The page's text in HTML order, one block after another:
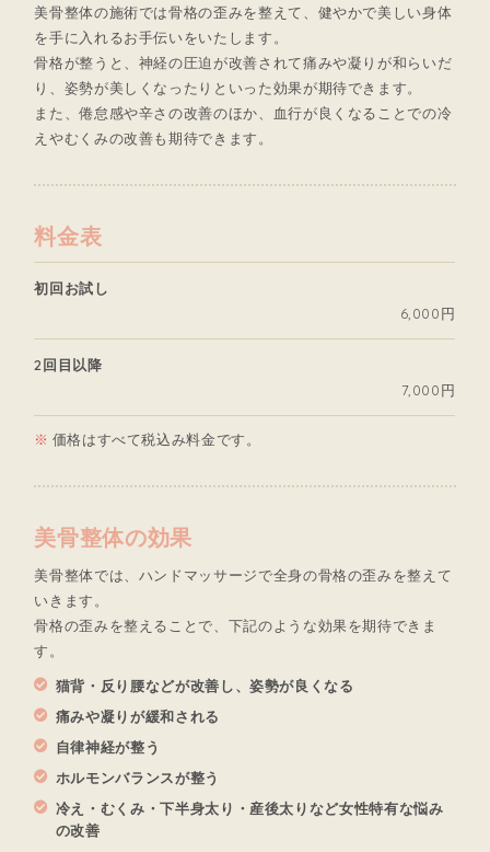
美骨整体の施術では骨格の歪みを整えて、健やかで美しい身体
を手に入れるお手伝いをいたします。
骨格が整うと、神経の圧迫が改善されて痛みや凝りが和らいだ
り、姿勢が美しくなったりといった効果が期待できます。
また、倦怠感や辛さの改善のほか、血行が良くなることでの冷
えやむくみの改善も期待できます。
料金表
初回お試し
6,000円
2回目以降
7,000円
価格はすべて税込み料金です。
美骨整体の効果
美骨整体では、ハンドマッサージで全身の骨格の歪みを整えて
いきます。
骨格の歪みを整えることで、下記のような効果を期待できま
す。
猫背・反り腰などが改善し、姿勢が良くなる
痛みや凝りが緩和される
自律神経が整う
ホルモンバランスが整う
冷え・むくみ・下半身太り・産後太りなど女性特有な悩み
の改善